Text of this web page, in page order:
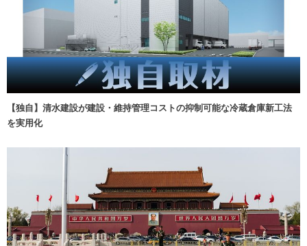
【独自】清水建設が建設・維持管理コストの抑制可能な冷蔵倉庫新工法
を実用化